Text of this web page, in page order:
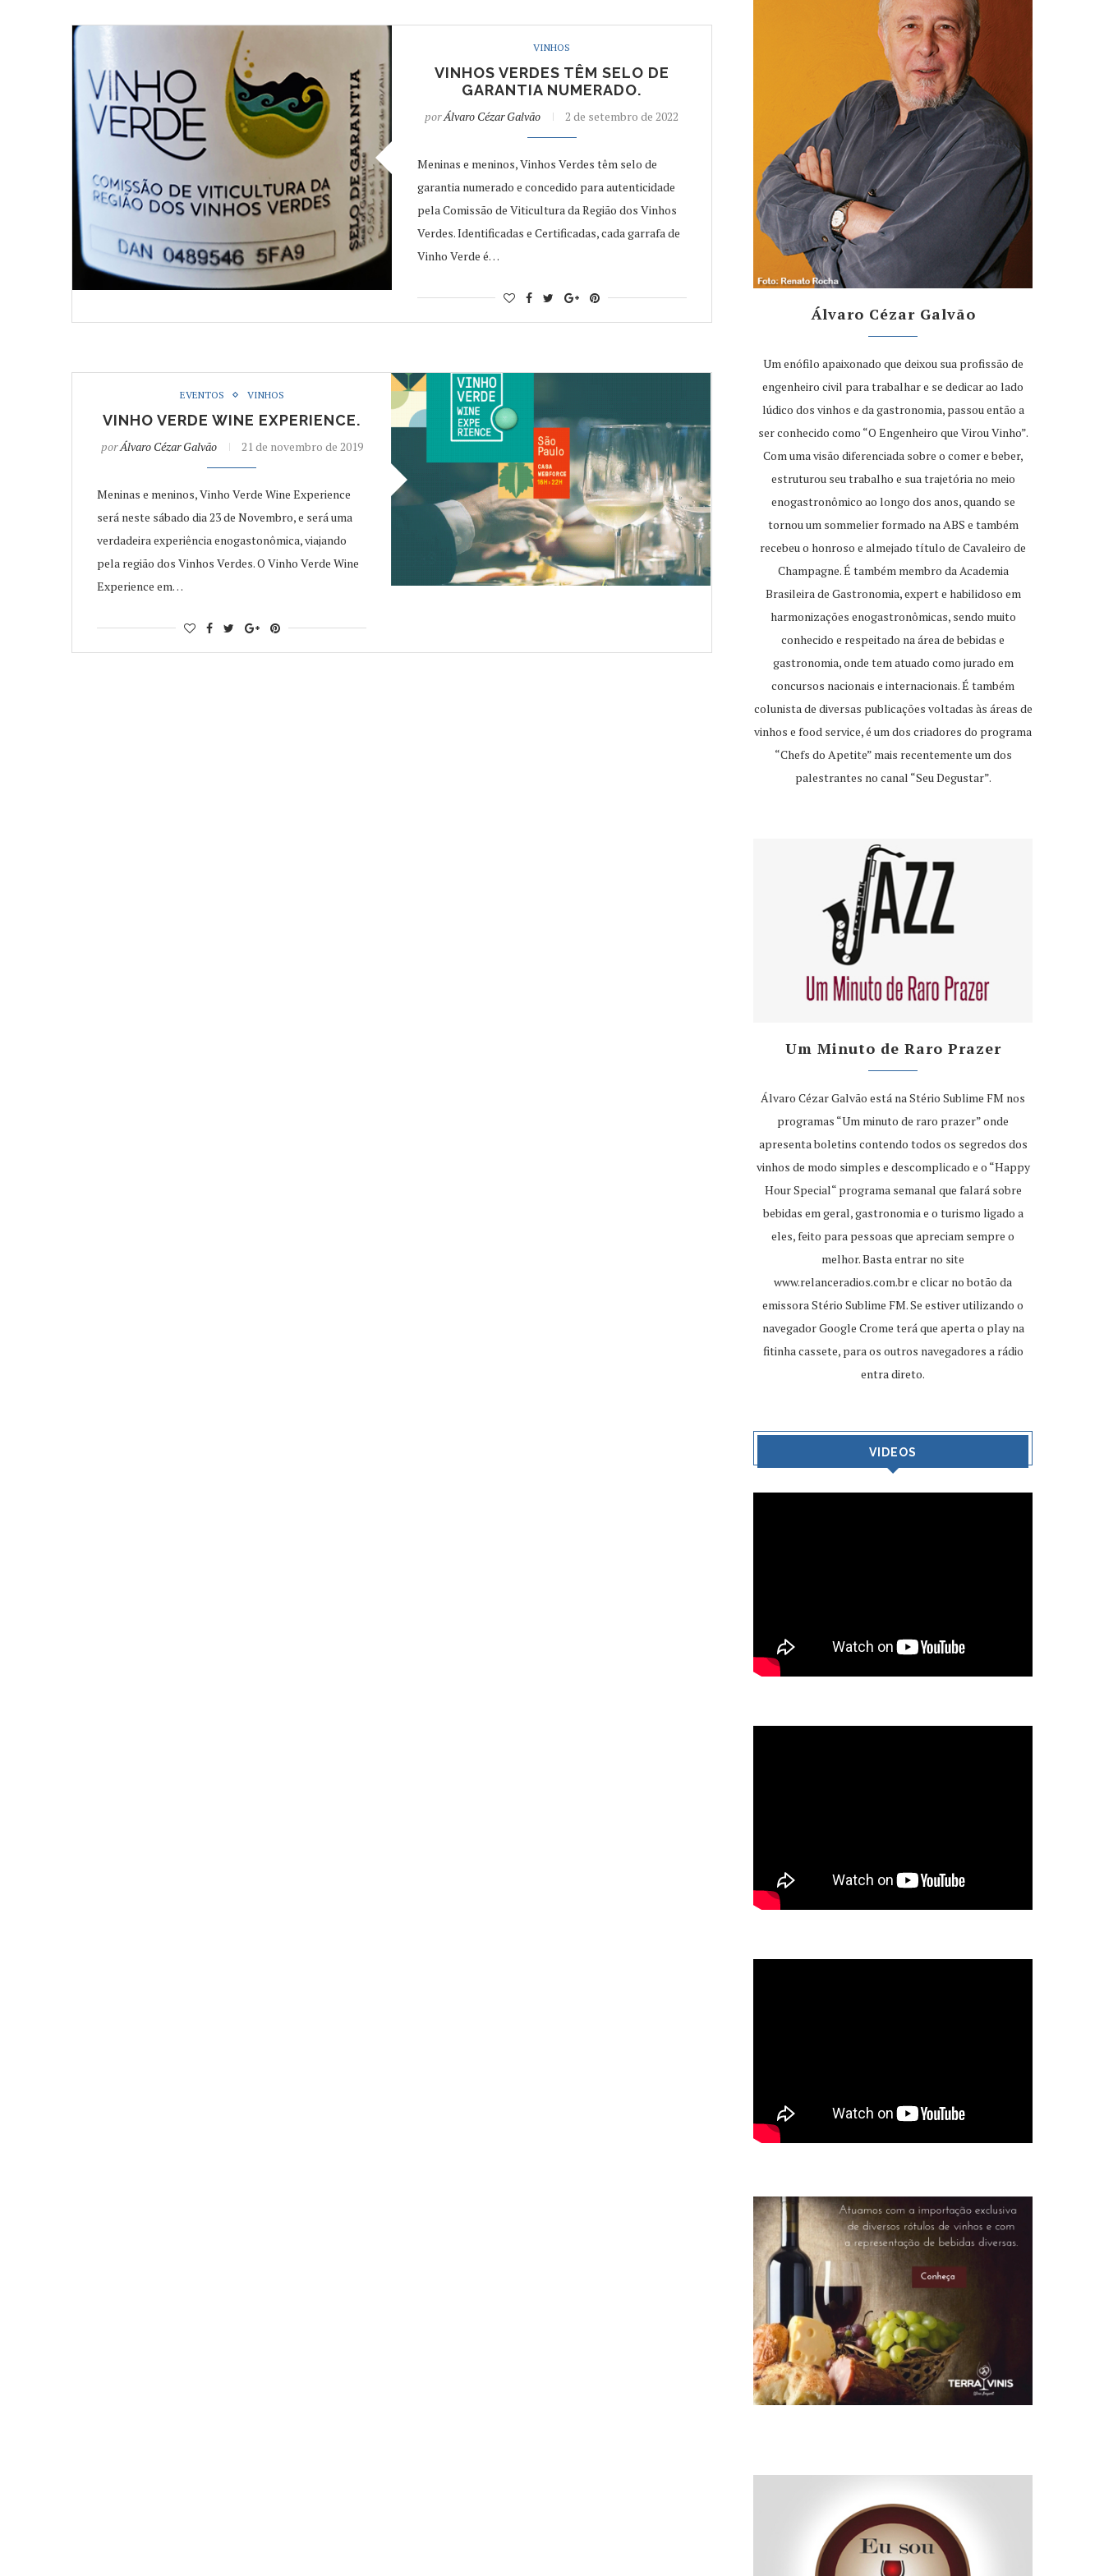
VINHOS
VINHOS VERDES TÊM SELO DE
GARANTIA NUMERADO.
porÁlvaro Cézar Galvão 2 de setembro de 2022
Meninas e meninos, Vinhos Verdes têm selo de
garantia numerado e concedido para autenticidade
pela Comissão de Viticultura da Região dos Vinhos
Verdes. Identificadas e Certificadas, cada garrafa de
Vinho Verde é…
EVENTOS VINHOS
VINHO VERDE WINE EXPERIENCE.
porÁlvaro Cézar Galvão 21 de novembro de 2019
Meninas e meninos, Vinho Verde Wine Experience
será neste sábado dia 23 de Novembro, e será uma
verdadeira experiência enogastonômica, viajando
pela região dos Vinhos Verdes. O Vinho Verde Wine
Experience em…
Álvaro Cézar Galvão
Um enófilo apaixonado que deixou sua profissão de
engenheiro civil para trabalhar e se dedicar ao lado
lúdico dos vinhos e da gastronomia, passou então a
ser conhecido como “O Engenheiro que Virou Vinho”.
Com uma visão diferenciada sobre o comer e beber,
estruturou seu trabalho e sua trajetória no meio
enogastronômico ao longo dos anos, quando se
tornou um sommelier formado na ABS e também
recebeu o honroso e almejado título de Cavaleiro de
Champagne. É também membro da Academia
Brasileira de Gastronomia, expert e habilidoso em
harmonizações enogastronômicas, sendo muito
conhecido e respeitado na área de bebidas e
gastronomia, onde tem atuado como jurado em
concursos nacionais e internacionais. É também
colunista de diversas publicações voltadas às áreas de
vinhos e food service, é um dos criadores do programa
“Chefs do Apetite” mais recentemente um dos
palestrantes no canal “Seu Degustar”.
Um Minuto de Raro Prazer
Álvaro Cézar Galvão está na Stério Sublime FM nos
programas “Um minuto de raro prazer” onde
apresenta boletins contendo todos os segredos dos
vinhos de modo simples e descomplicado e o “Happy
Hour Special“ programa semanal que falará sobre
bebidas em geral, gastronomia e o turismo ligado a
eles, feito para pessoas que apreciam sempre o
melhor. Basta entrar no site
www.relanceradios.com.bre clicar no botão da
emissora Stério Sublime FM. Se estiver utilizando o
navegador Google Crome terá que aperta o play na
fitinha cassete, para os outros navegadores a rádio
entra direto.
VIDEOS